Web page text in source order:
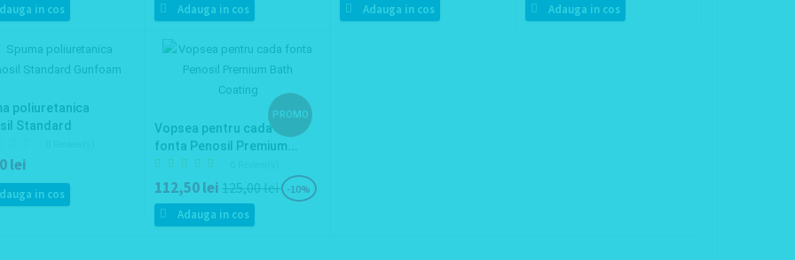
in cos Adauga in cos Adauga in cos Adauga in cos
poliuretanica
Standard
lei
in cos
PROMO
Vopsea pentru cada
fonta Penosil Premium...
112,50 lei 125,00 lei -10%
Adauga in cos